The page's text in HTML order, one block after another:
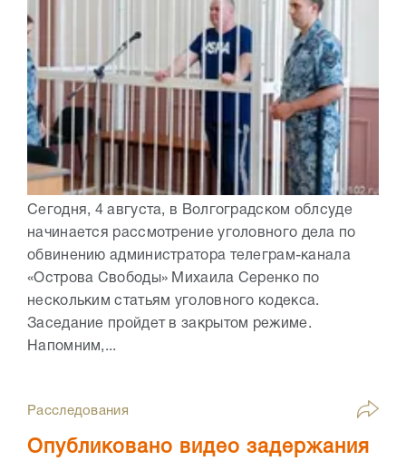
Сегодня, 4 августа, в Волгоградском облсуде
начинается рассмотрение уголовного дела по
обвинению администратора телеграм-канала
«Острова Свободы» Михаила Серенко по
нескольким статьям уголовного кодекса.
Заседание пройдет в закрытом режиме.
Напомним,...
Расследования
Опубликовано видео задержания